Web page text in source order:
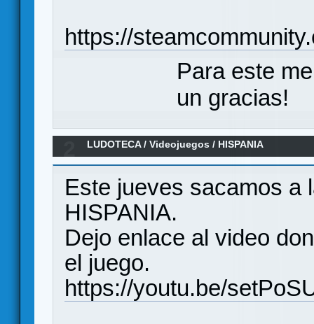
https://
Para este
un gracias!
LUDOTECA/Videojuegos / HISPANIA
Este jueves sacamos a
HISPANIA.
Dejo enlace al video
el juego.
https://youtu.be/